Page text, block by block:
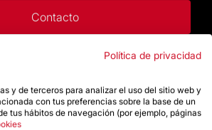
Contacto
Tienda
Política de privacidad
y de terceros para analizar el uso del sitio web y
con tus preferencias sobre la base de un
tus hábitos de navegación (por ejemplo, páginas